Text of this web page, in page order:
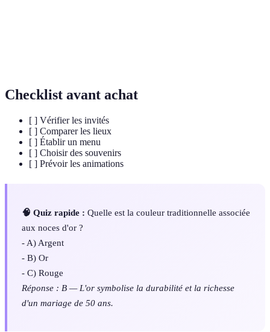
Checklist avant achat
[ ] Vérifier les invités
[ ] Comparer les lieux
[ ] Établir un menu
[ ] Choisir des souvenirs
[ ] Prévoir les animations
🧠 Quiz rapide : Quelle est la couleur traditionnelle associée
aux noces d'or ?
- A) Argent
- B) Or
- C) Rouge
Réponse : B — L'or symbolise la durabilité et la richesse
d'un mariage de 50 ans.